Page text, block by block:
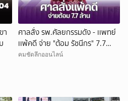
า
ศาลสั่ง รพ.ศัลยกรรมดัง - เเพทย์
เเพ้คดี จ่าย "ต้อม รัชนีกร" 7.7
ล้าน
คมชัดลึกออนไลน์